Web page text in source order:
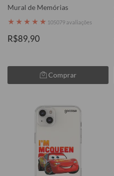
Mural de Memórias
★ ★ ★ ★ ★ 105079 avaliações
R$89,90
Comprar